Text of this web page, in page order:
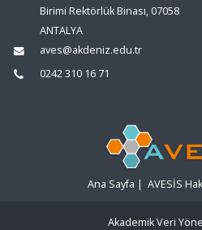
Birimi Rektörlük Binası, 07058
ANTALYA
aves@akdeniz.edu.tr
0242 310 16 71
Ana Sayfa | AVESİS
Akademik Veri